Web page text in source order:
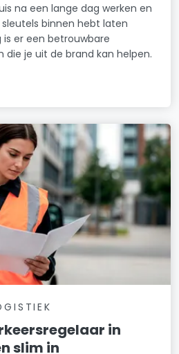
na een lange dag werken en
binnen hebt laten
is er een betrouwbare
die je uit de brand kan helpen.
in
slim in